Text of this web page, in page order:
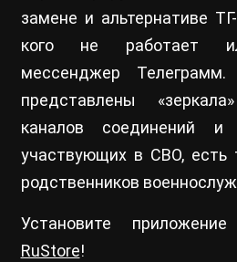
замене и альтернативе
кого не работает
мессенджер
представлены
каналов соединений и
участвующих в СВО,
родственников
Установите
RuStore!